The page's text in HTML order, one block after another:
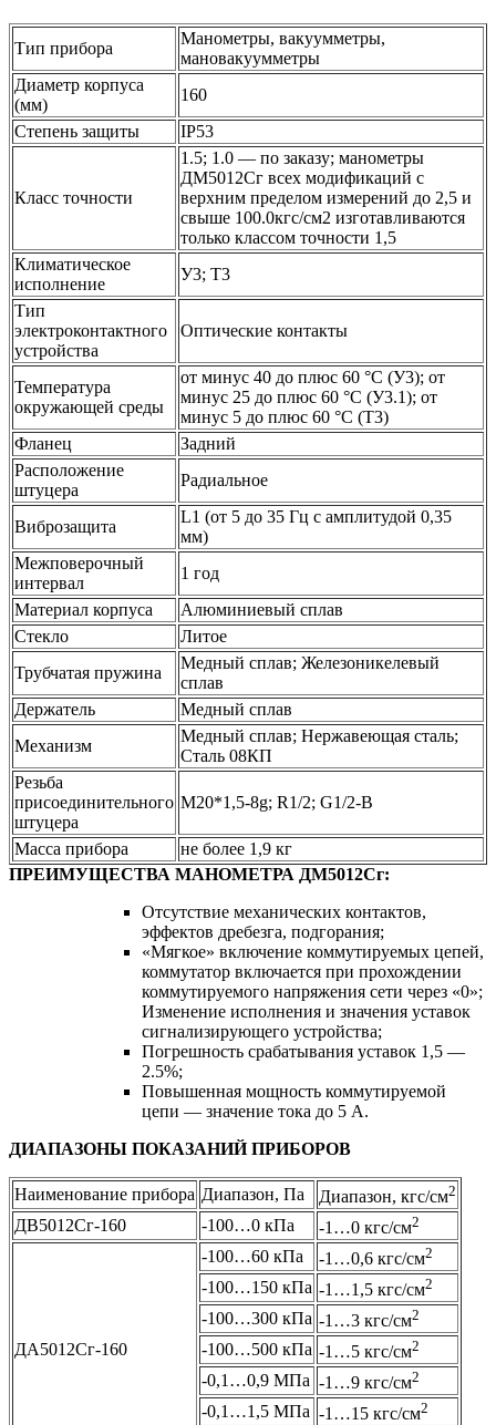
Тип прибора
Манометры, вакуумметры,
мановакуумметры
Диаметр корпуса
(мм)
160
Степень защиты
IP53
Класс точности
1.5; 1.0 — по заказу; манометры
ДМ5012Сг всех модификаций с
верхним пределом измерений до 2,5 и
свыше 100.0кгс/см2 изготавливаются
только классом точности 1,5
Климатическое
исполнение
У3; Т3
Тип
электроконтактного
устройства
Оптические контакты
Температура
окружающей среды
от минус 40 до плюс 60 °С (У3); от
минус 25 до плюс 60 °С (У3.1); от
минус 5 до плюс 60 °С (Т3)
Фланец
Задний
Расположение
штуцера
Радиальное
Виброзащита
L1 (от 5 до 35 Гц с амплитудой 0,35
мм)
Межповерочный
интервал
1 год
Материал корпуса
Алюминиевый сплав
Стекло
Литое
Трубчатая пружина
Медный сплав; Железоникелевый
сплав
Держатель
Медный сплав
Механизм
Медный сплав; Нержавеющая сталь;
Сталь 08КП
Резьба
присоединительного
штуцера
М20*1,5-8g; R1/2; G1/2-B
Масса прибора
не более 1,9 кг
ПРЕИМУЩЕСТВА МАНОМЕТРА ДМ5012Сг:
Отсутствие механических контактов,
эффектов дребезга, подгорания;
«Мягкое» включение коммутируемых цепей,
коммутатор включается при прохождении
коммутируемого напряжения сети через «0»;
Изменение исполнения и значения уставок
сигнализирующего устройства;
Погрешность срабатывания уставок 1,5 —
2.5%;
Повышенная мощность коммутируемой
цепи — значение тока до 5 А.
ДИАПАЗОНЫ ПОКАЗАНИЙ ПРИБОРОВ
Наименование прибора Диапазон, Па Диапазон, кгс/см2
ДВ5012Сг-160 -100…0 кПа -1…0 кгс/см2
ДА5012Сг-160
-100…60 кПа -1…0,6 кгс/см2
-100…150 кПа -1…1,5 кгс/см2
-100…300 кПа -1…3 кгс/см2
-100…500 кПа -1…5 кгс/см2
-0,1…0,9 МПа -1…9 кгс/см2
-0,1…1,5 МПа -1…15 кгс/см2